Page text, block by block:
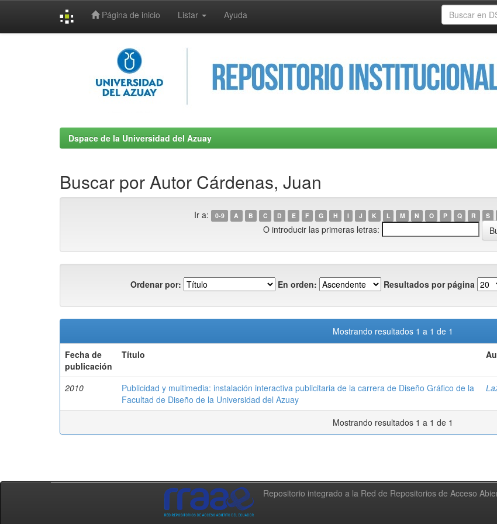
Página de inicio Listar Ayuda
Dspace de la Universidad del Azuay
Buscar por Autor Cárdenas, Juan
Ir a: 0-9 A B C D E F G H I J K L M N O P Q R S
O introducir las primeras letras:
Ordenar por: En orden: Resultados por página
Mostrando resultados 1 a 1 de 1
Fecha de
publicación
Título
2010
Publicidad y multimedia: instalación interactiva publicitaria de la carrera de Diseño Gráfico de la
Facultad de Diseño de la Universidad del Azuay
Mostrando resultados 1 a 1 de 1
Repositorio integrado a la Red de Repositorios de Acceso